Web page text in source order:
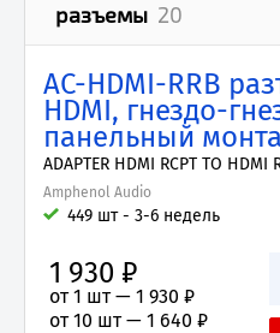
разъемы 20
AC-HDMI-RRB
HDMI, гнездо-
панельный
ADAPTER HDMI RCPT TO HDMI
Amphenol Audio
449 шт - 3-6 недель
1 930 ₽
от 1 шт — 1 930 ₽
от 10 шт — 1 640 ₽